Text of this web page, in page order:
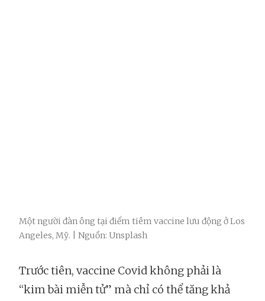
Một người đàn ông tại điểm tiêm vaccine lưu động ở Los
Angeles, Mỹ. | Nguồn: Unsplash
Trước tiên, vaccine Covid không phải là
“kim bài miễn tử” mà chỉ có thể tăng khả